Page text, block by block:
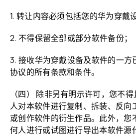
1. 转让内容必须包括您的华为穿戴
2. 不得保留全部或部分软件备份；
3. 接收华为穿戴设备及软件的一方
协议的所有条款和条件。
（四） 除非另有明示许可，您不
人对本软件进行复制、拆装、反向
或创作软件的衍生作品。此外，您
何人进行或试图进行导出本软件源